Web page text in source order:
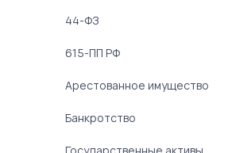
44-ФЗ
615-ПП РФ
Арестованное имущество
Банкротство
Государственные активы